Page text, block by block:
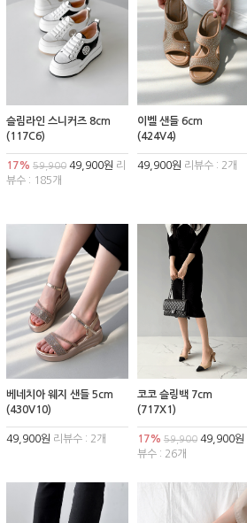
슬림라인 스니커즈 8cm
(117C6)
17% 59,900 49,900원 리
뷰수 : 185개
이벨 샌들 6cm
(424V4)
49,900원 리뷰수 : 2개
베네치아 웨지 샌들 5cm
(430V10)
49,900원 리뷰수 : 2개
코코 슬링백 7cm
(717X1)
17% 59,90049,900원
뷰수 : 26개